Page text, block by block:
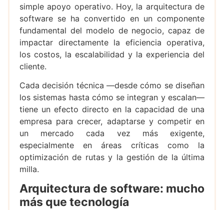
simple apoyo operativo. Hoy, la arquitectura de
software se ha convertido en un componente
fundamental del modelo de negocio, capaz de
impactar directamente la eficiencia operativa,
los costos, la escalabilidad y la experiencia del
cliente.
Cada decisión técnica —desde cómo se diseñan
los sistemas hasta cómo se integran y escalan—
tiene un efecto directo en la capacidad de una
empresa para crecer, adaptarse y competir en
un mercado cada vez más exigente,
especialmente en áreas críticas como la
optimización de rutas y la gestión de la última
milla.
Arquitectura de software: mucho
más que tecnología